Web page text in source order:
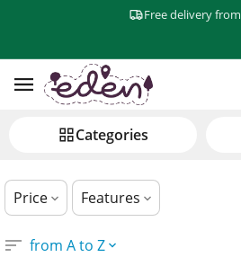
Free delivery from
Сategories
Price Features
from A to Z